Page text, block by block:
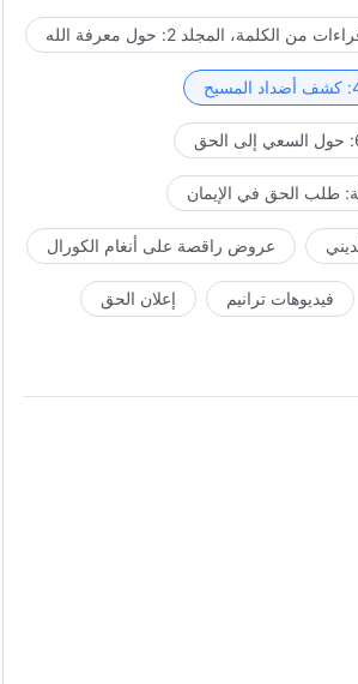
من الكلمة، المجلد 2: حول معرفة الله
طلب الحق في الإيمان
عروض راقصة على أنغام الكورال
فيديوهات ترانيم إعلان الحق